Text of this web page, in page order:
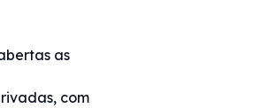
as
com